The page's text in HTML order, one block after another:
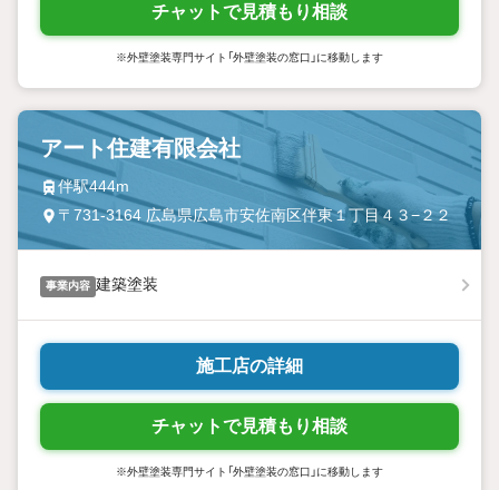
チャットで見積もり相談
※外壁塗装専門サイト「外壁塗装の窓口」に移動します
アート住建有限会社
伴駅444m
〒731-3164 広島県広島市安佐南区伴東１丁目４３−２２
事業内容 建築塗装
施工店の詳細
チャットで見積もり相談
※外壁塗装専門サイト「外壁塗装の窓口」に移動します